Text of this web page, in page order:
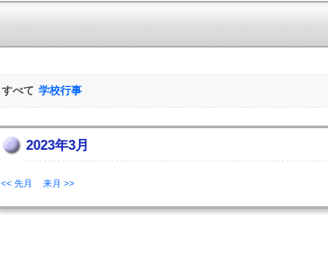
すべて 学校行事
2023年3月
<< 先月 来月 >>